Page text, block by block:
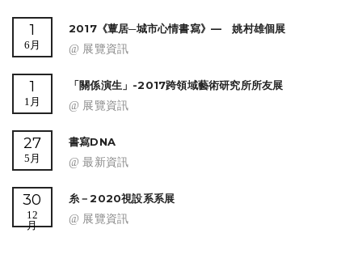
1
6月
2017《蕈居─城市心情書寫》— 姚村雄個展
@ 展覽資訊
1
1月
「關係演生」-2017跨領域藝術研究所所友展
@ 展覽資訊
27
5月
書寫DNA
@ 最新資訊
30
12
月
糸－2020視設系系展
@ 展覽資訊